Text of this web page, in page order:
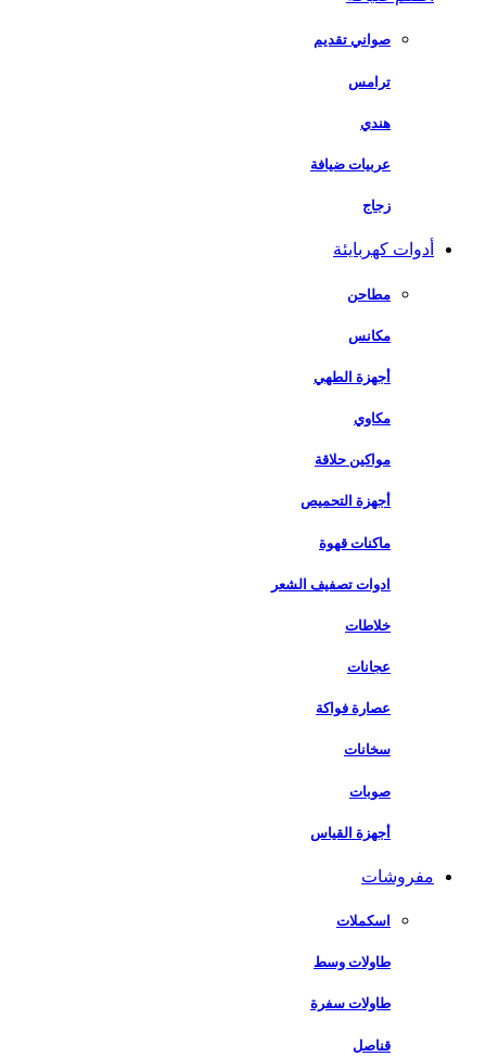
صواني تقديم
ترامس
هندي
عربيات ضيافة
زجاج
أدوات كهربايئة
مطاحن
مكانس
أجهزة الطهي
مكاوي
مواكين حلاقة
أجهزة التحميص
ماكنات قهوة
ادوات تصفيف الشعر
خلاطات
عجانات
عصارة فواكة
سخانات
صوبات
أجهزة القياس
مفروشات
اسكملات
طاولات وسط
طاولات سفرة
قناصل